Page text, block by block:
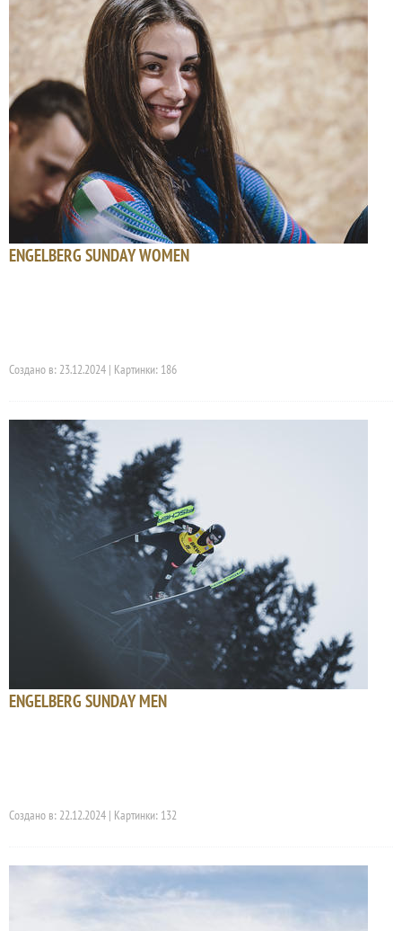
ENGELBERG SUNDAY WOMEN
Создано в: 23.12.2024 | Картинки: 186
ENGELBERG SUNDAY MEN
Создано в: 22.12.2024 | Картинки: 132